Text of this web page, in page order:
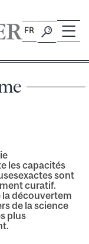
FR
les capacités
sont
curatif.
la découvertem
de la science
plus